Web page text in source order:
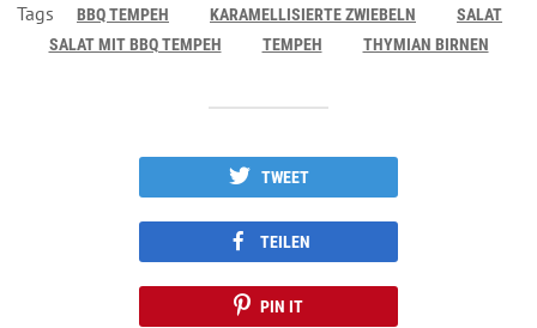
Tags BBQ TEMPEH KARAMELLISIERTE ZWIEBELN
SALAT
SALAT MIT BBQ TEMPEH
TEMPEH THYMIAN BIRNEN
TWEET
TEILEN
PIN IT